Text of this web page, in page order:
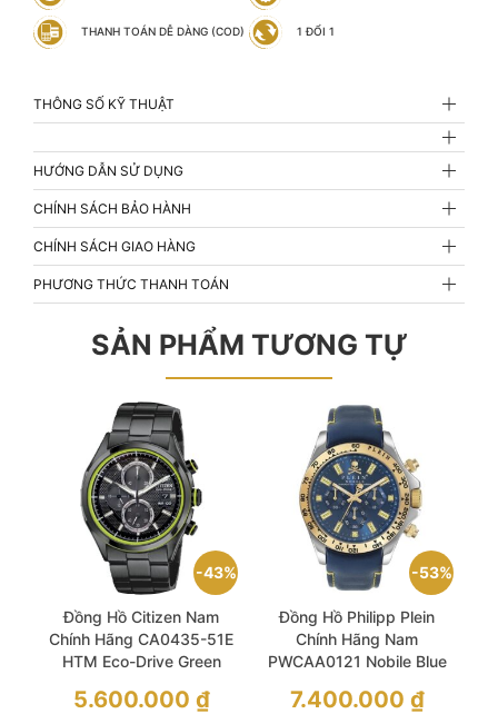
THANH TOÁN DỄ DÀNG (COD) 1 ĐỔI 1
THÔNG SỐ KỸ THUẬT
HƯỚNG DẪN SỬ DỤNG
CHÍNH SÁCH BẢO HÀNH
CHÍNH SÁCH GIAO HÀNG
PHƯƠNG THỨC THANH TOÁN
SẢN PHẨM TƯƠNG TỰ
43%
Đồng Hồ Citizen Nam
Chính Hãng CA0435-51E
HTM Eco-Drive Green
Giá
gốc
5.600.000 ₫
53%
Đồng Hồ Philipp Plein
Chính Hãng Nam
PWCAA0121 Nobile Blue
Giá
gốc
7.400.000 ₫